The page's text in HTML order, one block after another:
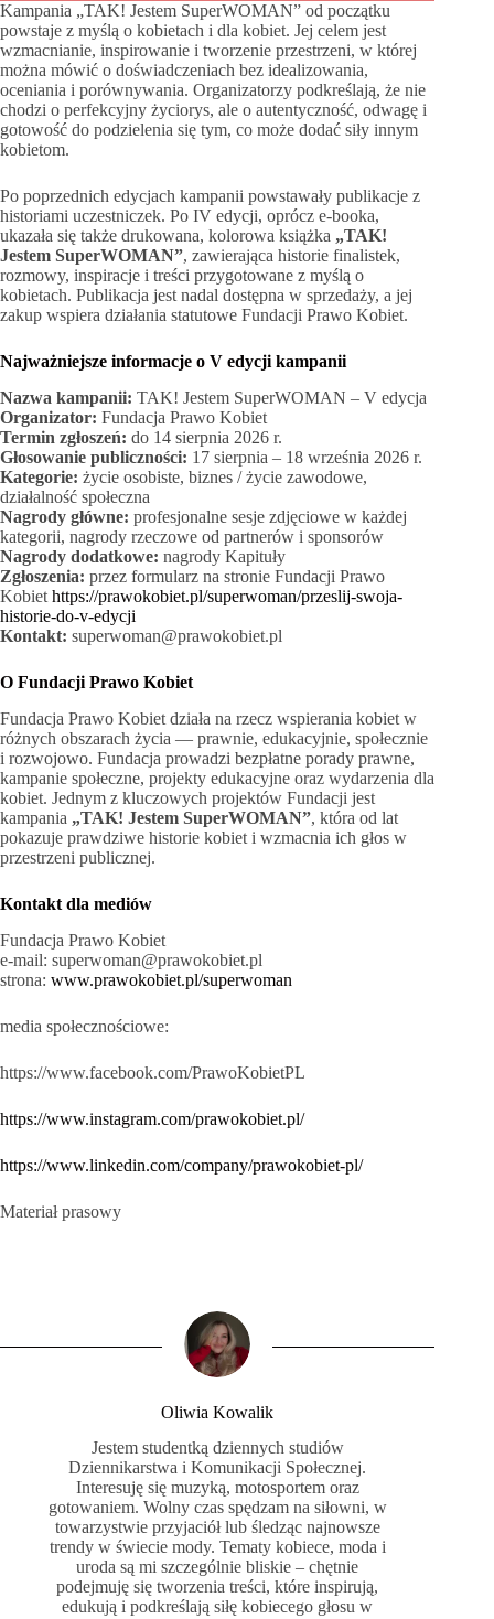
Kampania „TAK! Jestem SuperWOMAN” od początku
powstaje z myślą o kobietach i dla kobiet. Jej celem jest
wzmacnianie, inspirowanie i tworzenie przestrzeni, w której
można mówić o doświadczeniach bez idealizowania,
oceniania i porównywania. Organizatorzy podkreślają, że nie
chodzi o perfekcyjny życiorys, ale o autentyczność, odwagę i
gotowość do podzielenia się tym, co może dodać siły innym
kobietom.
Po poprzednich edycjach kampanii powstawały publikacje z
historiami uczestniczek. Po IV edycji, oprócz e-booka,
ukazała się także drukowana, kolorowa książka „TAK!
Jestem SuperWOMAN”, zawierająca historie finalistek,
rozmowy, inspiracje i treści przygotowane z myślą o
kobietach. Publikacja jest nadal dostępna w sprzedaży, a jej
zakup wspiera działania statutowe Fundacji Prawo Kobiet.
Najważniejsze informacje o V edycji kampanii
Nazwa kampanii: TAK! Jestem SuperWOMAN – V edycja
Organizator: Fundacja Prawo Kobiet
Termin zgłoszeń: do 14 sierpnia 2026 r.
Głosowanie publiczności: 17 sierpnia – 18 września 2026 r.
Kategorie: życie osobiste, biznes / życie zawodowe,
działalność społeczna
Nagrody główne: profesjonalne sesje zdjęciowe w każdej
kategorii, nagrody rzeczowe od partnerów i sponsorów
Nagrody dodatkowe: nagrody Kapituły
Zgłoszenia: przez formularz na stronie Fundacji Prawo
Kobiet https://prawokobiet.pl/superwoman/przeslij-swoja-
historie-do-v-edycji
Kontakt: superwoman@prawokobiet.pl
O Fundacji Prawo Kobiet
Fundacja Prawo Kobiet działa na rzecz wspierania kobiet w
różnych obszarach życia — prawnie, edukacyjnie, społecznie
i rozwojowo. Fundacja prowadzi bezpłatne porady prawne,
kampanie społeczne, projekty edukacyjne oraz wydarzenia dla
kobiet. Jednym z kluczowych projektów Fundacji jest
kampania „TAK! Jestem SuperWOMAN”, która od lat
pokazuje prawdziwe historie kobiet i wzmacnia ich głos w
przestrzeni publicznej.
Kontakt dla mediów
Fundacja Prawo Kobiet
e-mail: superwoman@prawokobiet.pl
strona: www.prawokobiet.pl/superwoman
media społecznościowe:
https://www.facebook.com/PrawoKobietPL
https://www.instagram.com/prawokobiet.pl/
https://www.linkedin.com/company/prawokobiet-pl/
Materiał prasowy
Oliwia Kowalik
Jestem studentką dziennych studiów
Dziennikarstwa i Komunikacji Społecznej.
Interesuję się muzyką, motosportem oraz
gotowaniem. Wolny czas spędzam na siłowni, w
towarzystwie przyjaciół lub śledząc najnowsze
trendy w świecie mody. Tematy kobiece, moda i
uroda są mi szczególnie bliskie – chętnie
podejmuję się tworzenia treści, które inspirują,
edukują i podkreślają siłę kobiecego głosu w